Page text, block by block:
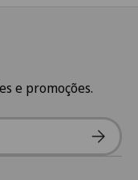
e promoções.